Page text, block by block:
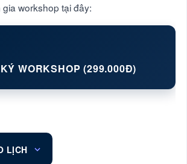
workshop tại đây:
WORKSHOP (299.000Đ)
LỊCH